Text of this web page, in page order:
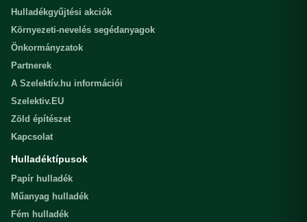
Hulladékgyűjtési akciók
Környezeti-nevelés segédanyagok
Önkormányzatok
Partnerek
A Szelektív.hu információi
Szelektiv.EU
Zöld építészet
Kapcsolat
Hulladéktípusok
Papír hulladék
Műanyag hulladék
Fém hulladék